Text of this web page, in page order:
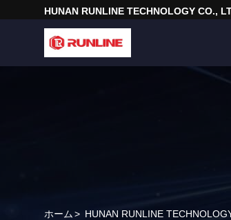
HUNAN RUNLINE TECHNOLOGY CO.,
ホーム> HUNAN RUNLINE